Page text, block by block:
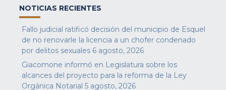
NOTICIAS RECIENTES
Fallo judicial ratificó decisión del municipio de Esquel
de no renovarle la licencia a un chofer condenado
por delitos sexuales 6 agosto, 2026
Giacomone informó en Legislatura sobre los
alcances del proyecto para la reforma de la Ley
Orgánica Notarial 5 agosto, 2026